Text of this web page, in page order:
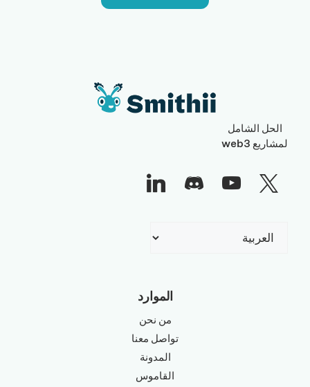
الحل الشامل
لمشاريع web3
اختر
الموارد
من نحن
تواصل معنا
المدونة
القاموس